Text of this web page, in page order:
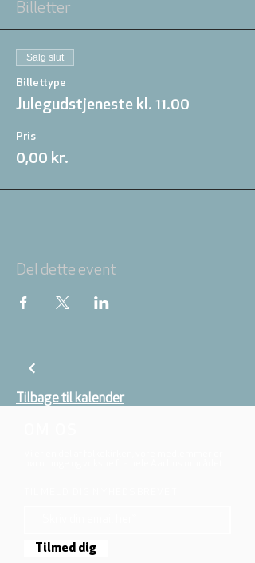
Billetter
Salg slut
Billettype
Julegudstjeneste kl. 11.00
Pris
0,00 kr.
Del dette event
Tilbage til kalender
Tilmed dig